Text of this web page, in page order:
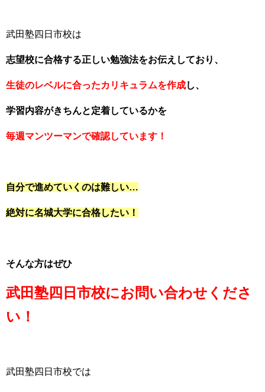
武田塾四日市校は
志望校に合格する正しい勉強法をお伝えしており、
生徒のレベルに合ったカリキュラムを作成し、
学習内容がきちんと定着しているかを
毎週マンツーマンで確認しています！
自分で進めていくのは難しい…
絶対に名城大学に合格したい！
そんな方はぜひ
武田塾四日市校にお問い合わせくださ
い！
武田塾四日市校では